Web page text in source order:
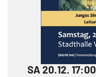
SA 20.12. 17:00